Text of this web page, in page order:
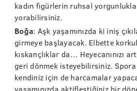
kadın figürlerin ruhsal
yorabilirsiniz.
Boğa: Aşk yaşamınızda ki iniş
girmeye başlayacak. Elbette
kıskançlıklar da… Heyecanınızı
geri dönmek isteyebilirsiniz. Spora
kendiniz için de harcamalar